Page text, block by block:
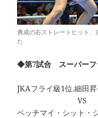
勇成の右ストレートヒット
た
◆第7試合 スーパー
JKAフライ級1位.細田
VS
ペッチマイ・シット・